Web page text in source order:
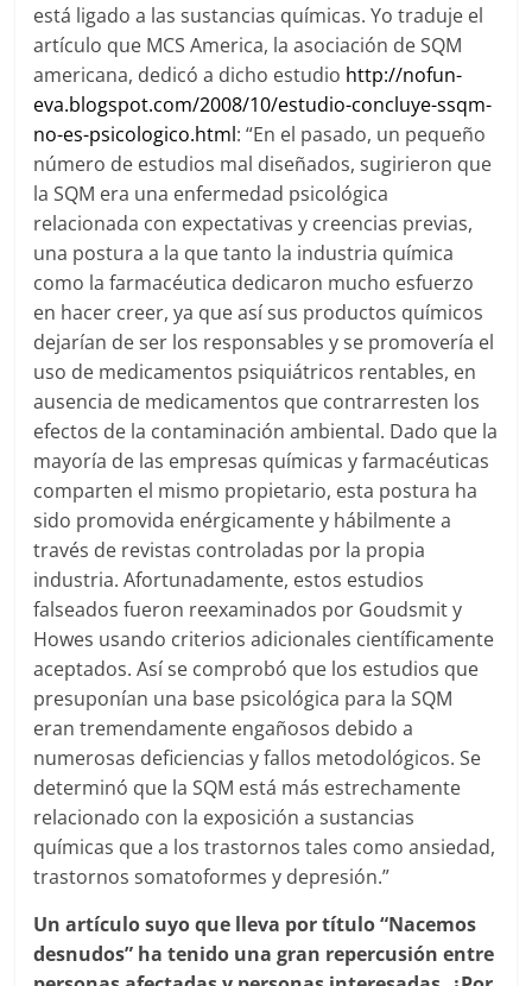
está ligado a las sustancias químicas. Yo traduje el
artículo que MCS America, la asociación de SQM
americana, dedicó a dicho estudio http://nofun-
eva.blogspot.com/2008/10/estudio-concluye-ssqm-
no-es-psicologico.html: “En el pasado, un pequeño
número de estudios mal diseñados, sugirieron que
la SQM era una enfermedad psicológica
relacionada con expectativas y creencias previas,
una postura a la que tanto la industria química
como la farmacéutica dedicaron mucho esfuerzo
en hacer creer, ya que así sus productos químicos
dejarían de ser los responsables y se promovería el
uso de medicamentos psiquiátricos rentables, en
ausencia de medicamentos que contrarresten los
efectos de la contaminación ambiental. Dado que la
mayoría de las empresas químicas y farmacéuticas
comparten el mismo propietario, esta postura ha
sido promovida enérgicamente y hábilmente a
través de revistas controladas por la propia
industria. Afortunadamente, estos estudios
falseados fueron reexaminados por Goudsmit y
Howes usando criterios adicionales científicamente
aceptados. Así se comprobó que los estudios que
presuponían una base psicológica para la SQM
eran tremendamente engañosos debido a
numerosas deficiencias y fallos metodológicos. Se
determinó que la SQM está más estrechamente
relacionado con la exposición a sustancias
químicas que a los trastornos tales como ansiedad,
trastornos somatoformes y depresión.”
Un artículo suyo que lleva por título “Nacemos
desnudos” ha tenido una gran repercusión entre